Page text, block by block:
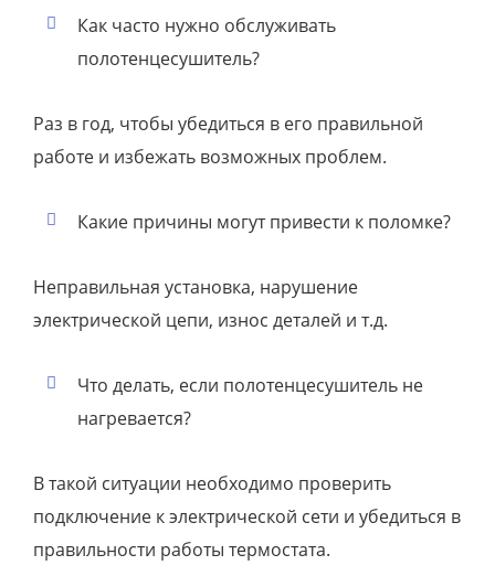
Как часто нужно обслуживать
полотенцесушитель?
Раз в год, чтобы убедиться в его правильной
работе и избежать возможных проблем.
Какие причины могут привести к поломке?
Неправильная установка, нарушение
электрической цепи, износ деталей и т.д.
Что делать, если полотенцесушитель не
нагревается?
В такой ситуации необходимо проверить
подключение к электрической сети и убедиться в
правильности работы термостата.